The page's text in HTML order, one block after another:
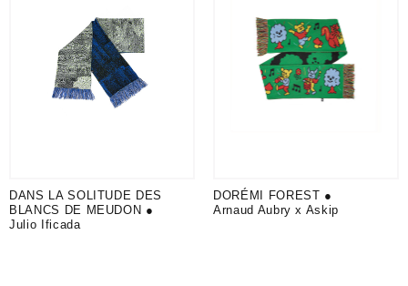
DANS LA SOLITUDE DES
BLANCS DE MEUDON ●
Julio Ificada
DORÉMI FOREST ●
Arnaud Aubry x Askip